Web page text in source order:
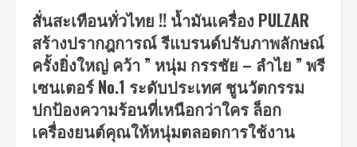
สั่นสะเทือนทั่วไทย !! น้ำมันเครื่อง PULZAR
สร้างปรากฎการณ์ รีแบรนด์ปรับภาพลักษณ์
ครั้งยิ่งใหญ่ คว้า ” หนุ่ม กรรชัย – ลำไย ” พรี
เซนเตอร์ No.1 ระดับประเทศ ชูนวัตกรรม
ปกป้องความร้อนที่เหนือกว่าใคร ล็อก
เครื่องยนต์คุณให้หนุ่มตลอดการใช้งาน